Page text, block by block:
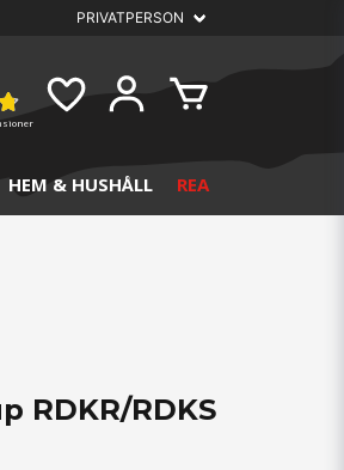
HEM & HUSHÅLL REA
RDKR/RDKS